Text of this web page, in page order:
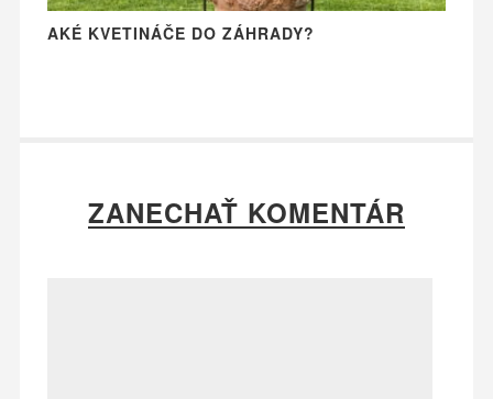
AKÉ KVETINÁČE DO ZÁHRADY?
ZANECHAŤ KOMENTÁR